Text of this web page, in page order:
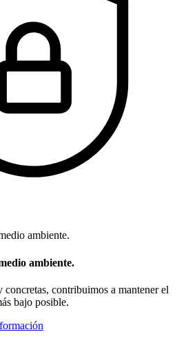
ambiente.
contribuimos a mantener el
bajo posible.